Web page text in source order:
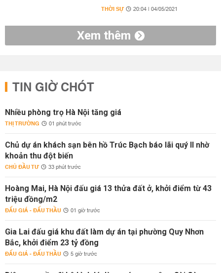
THỜI SỰ 20:04 | 04/05/2021
Xem thêm
TIN GIỜ CHÓT
Nhiều phòng trọ Hà Nội tăng giá
THỊ TRƯỜNG 01 phút trước
Chủ dự án khách sạn bên hồ Trúc Bạch báo lãi quý II nhờ
khoản thu đột biến
CHỦ ĐẦU TƯ 33 phút trước
Hoàng Mai, Hà Nội đấu giá 13 thửa đất ở, khởi điểm từ 43
triệu đồng/m2
ĐẤU GIÁ - ĐẤU THẦU 01 giờ trước
Gia Lai đấu giá khu đất làm dự án tại phường Quy Nhơn
Bắc, khởi điểm 23 tỷ đồng
ĐẤU GIÁ - ĐẤU THẦU 5 giờ trước